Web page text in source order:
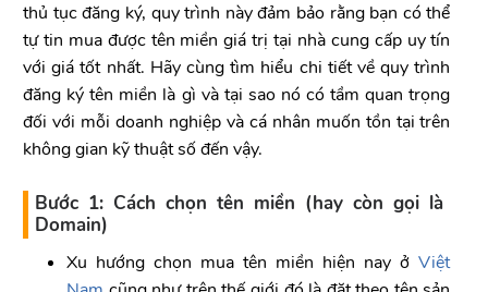
thủ tục đăng ký, quy trình này đảm bảo rằng bạn có thể
tự tin mua được tên miền giá trị tại nhà cung cấp uy tín
với giá tốt nhất. Hãy cùng tìm hiểu chi tiết về quy trình
đăng ký tên miền là gì và tại sao nó có tầm quan trọng
đối với mỗi doanh nghiệp và cá nhân muốn tồn tại trên
không gian kỹ thuật số đến vậy.
Bước 1: Cách chọn tên miền (hay còn gọi là
Domain)
Xu hướng chọn mua tên miền hiện nay ởViệt